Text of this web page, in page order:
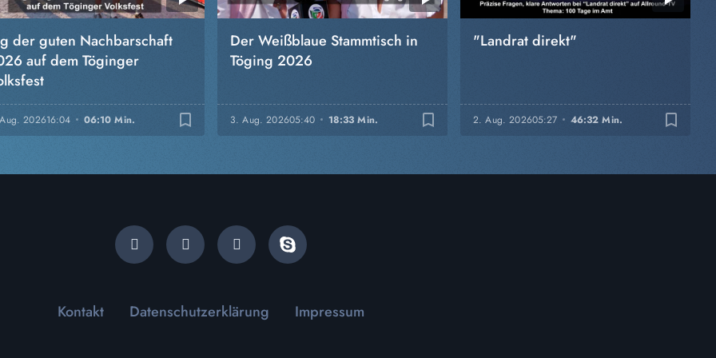
der guten Nachbarschaft
auf dem Töginger
202616:04 06:10 Min. bookmark_border
Der Weißblaue Stammtisch in
Töging 2026
3. Aug. 202605:40 18:33 Min. bookmark_border
"Landrat direkt"
2. Aug. 202605:27 46:32 Min. bookmark_border
Kontakt Datenschutzerklärung Impressum